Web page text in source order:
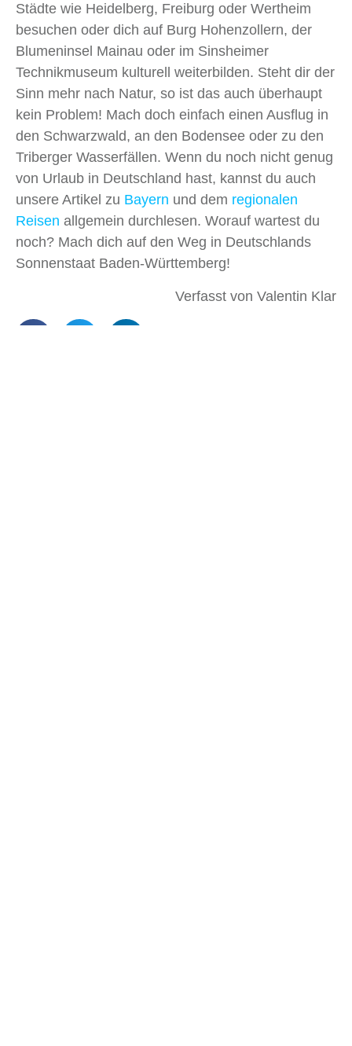
Städte wie Heidelberg, Freiburg oder Wertheim
besuchen oder dich auf Burg Hohenzollern, der
Blumeninsel Mainau oder im Sinsheimer
Technikmuseum kulturell weiterbilden. Steht dir der
Sinn mehr nach Natur, so ist das auch überhaupt
kein Problem! Mach doch einfach einen Ausflug in
den Schwarzwald, an den Bodensee oder zu den
Triberger Wasserfällen. Wenn du noch nicht genug
von Urlaub in Deutschland hast, kannst du auch
unsere Artikel zu Bayern und dem regionalen
Reisen allgemein durchlesen. Worauf wartest du
noch? Mach dich auf den Weg in Deutschlands
Sonnenstaat Baden-Württemberg!
Verfasst von Valentin Klar